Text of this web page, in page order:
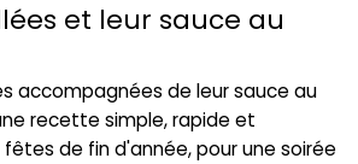
et leur sauce au
accompagnées de leur sauce au
recette simple, rapide et
de fin d'année, pour une soirée